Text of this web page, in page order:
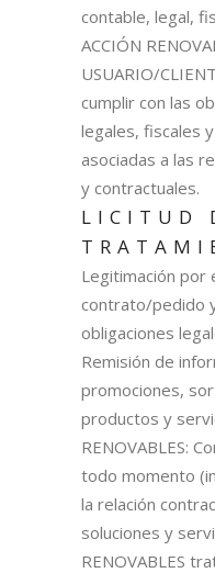
contable, legal,
ACCIÓN
USUARIO/
cumplir con las
legales, fiscales
asociadas a las
y contractuales.
LICITUD
Legitimación por
contrato/pedido
obligaciones
Remisión de
promociones,
productos y
RENOVABLES:
todo momento
la relación
soluciones y
RENOVABLES